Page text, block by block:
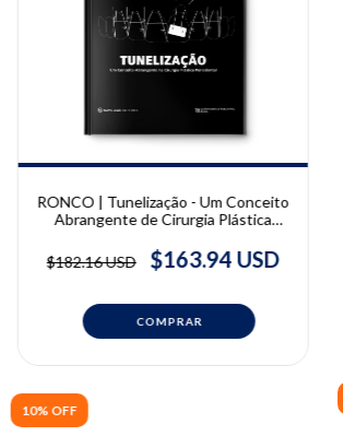
10% OFF
RONCO | Tunelização - Um Conceito
Abrangente de Cirurgia Plástica
$182.16 USD
$163.94 USD